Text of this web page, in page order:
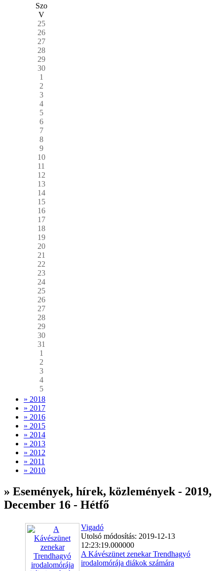
Szo
V
25
26
27
28
29
30
1
2
3
4
5
6
7
8
9
10
11
12
13
14
15
16
17
18
19
20
21
22
23
24
25
26
27
28
29
30
31
1
2
3
4
5
» 2018
» 2017
» 2016
» 2015
» 2014
» 2013
» 2012
» 2011
» 2010
» Események, hírek, közlemények - 2019,
December 16 - Hétfő
Vigadó
Utolsó módosítás: 2019-12-13
12:23:19.000000
A Kávészünet zenekar Trendhagyó
irodalomórája diákok számára